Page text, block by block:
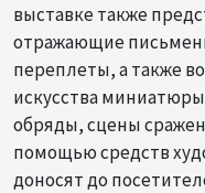
выставке также
отражающие
переплеты, а также
искусства
обряды, сцены
помощью средств
доносят до